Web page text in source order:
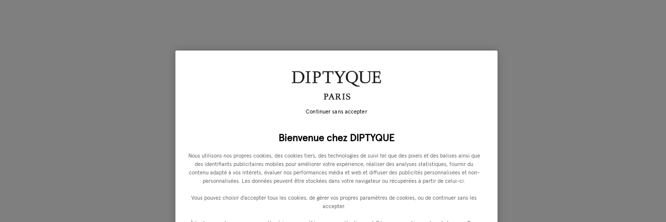
Bienvenue chez DIPTYQUE
Nous utilisons nos propres cookies, des cookies tiers, des technologies de suivi tel que des pixels et des balises ainsi que
des identifiants publicitaires mobiles pour améliorer votre expérience, réaliser des analyses statistiques, fournir du
contenu adapté à vos intérets, évaluer nos performances média et web et diffuser des publicités personnalisées et non-
personnalisées. Les données peuvent être stockées dans votre navigateur ou récupérées à partir de celui-ci.
Vous pouvez choisir d'accepter tous les cookies, de gérer vos propres paramètres de cookies, ou de continuer sans les
accepter.
Continuer sans accepter